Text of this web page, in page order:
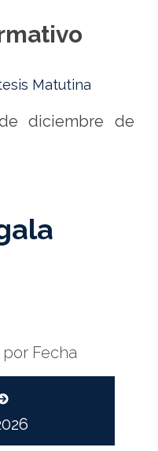
Matutina
diciembre de
Fecha